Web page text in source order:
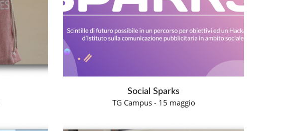
Social Sparks
TG Campus - 15 maggio